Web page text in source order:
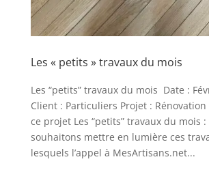
Les « petits » travaux du mois
Les “petits” travaux du mois Date :
Client : Particuliers Projet :
ce projet Les “petits” travaux du mois
souhaitons mettre en lumière ces
lesquels l’appel à MesArtisans.net...